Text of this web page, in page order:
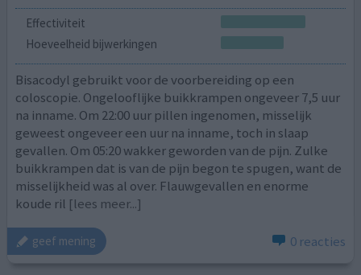
Effectiviteit
Hoeveelheid bijwerkingen
Bisacodyl gebruikt voor de voorbereiding op een
coloscopie. Ongelooflijke buikkrampen ongeveer 7,5 uur
na inname. Om 22:00 uur pillen ingenomen, misselijk
geweest ongeveer een uur na inname, toch in slaap
gevallen. Om 05:20 wakker geworden van de pijn. Zulke
buikkrampen dat is van de pijn begon te spugen, want de
misselijkheid was al over. Flauwgevallen en enorme
koude ril [lees meer...]
geef mening 0 reacties